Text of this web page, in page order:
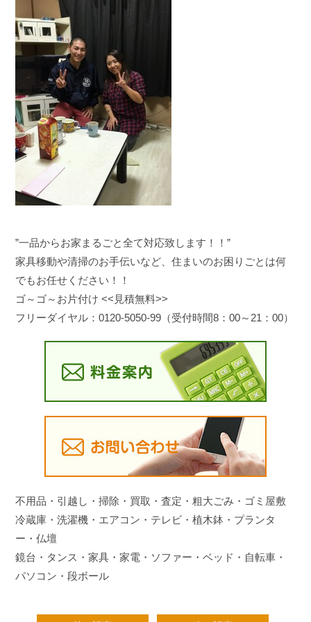
”一品からお家まるごと全て対応致します！！”
家具移動や清掃のお手伝いなど、住まいのお困りごとは何
でもお任せください！！
ゴ～ゴ～お片付け <<見積無料>>
フリーダイヤル：0120-5050-99（受付時間8：00～21：00）
不用品・引越し・掃除・買取・査定・粗大ごみ・ゴミ屋敷
冷蔵庫・洗濯機・エアコン・テレビ・植木鉢・プランタ
ー・仏壇
鏡台・タンス・家具・家電・ソファー・ベッド・自転車・
パソコン・段ボール